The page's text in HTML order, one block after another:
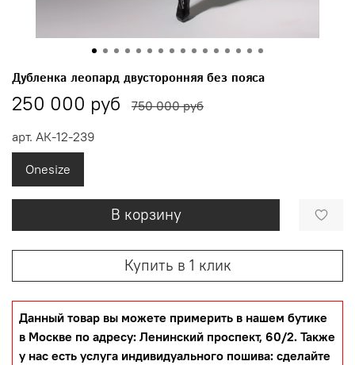
арт. АК-12-239
Дубленка леопард двусторонняя без пояса
250 000 руб 750 000 руб
В корзину
Купить в 1 клик
Данный товар вы можете примерить в нашем бутике
в Москве по адресу: Ленинский проспект, 60/2. Также
у нас есть услуга индивидуального пошива: сделайте
Onesize